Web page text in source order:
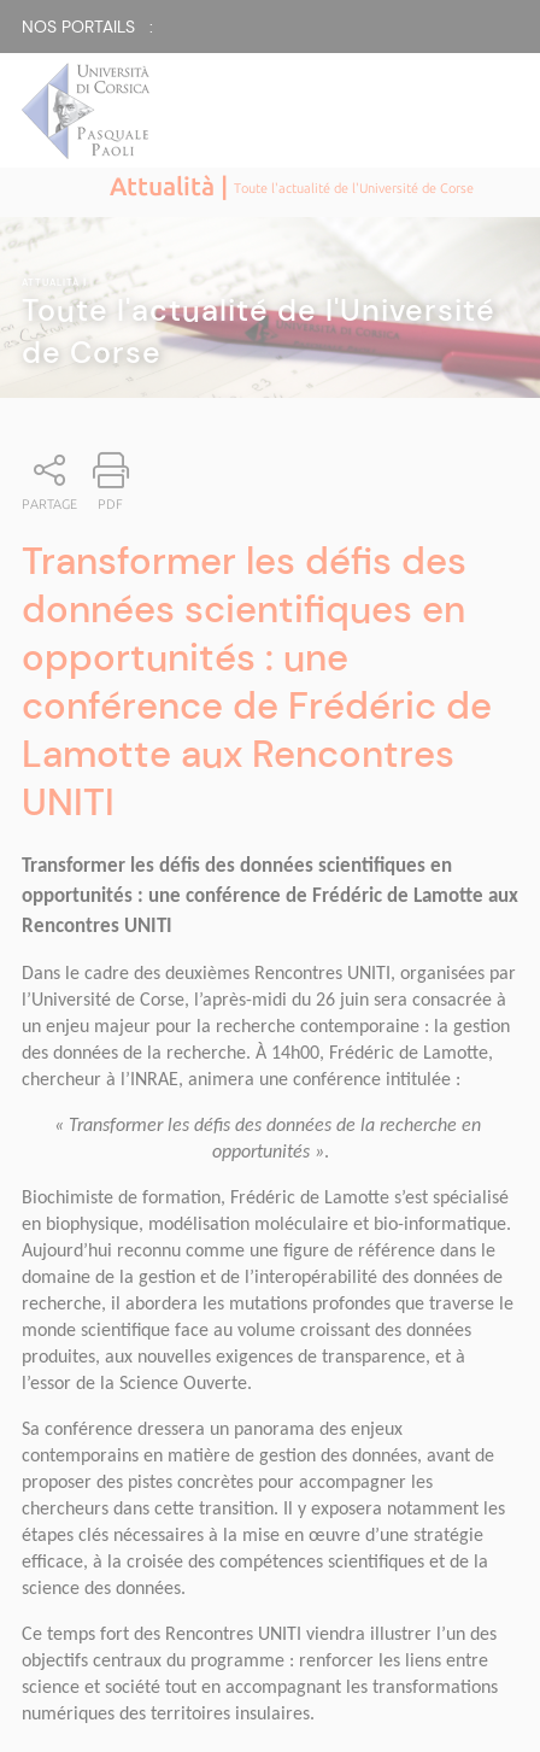
NOS PORTAILS :
Attualità |Toute l'actualité de l'Université de Corse
ATTUALITÀ|
Toute l'actualité de l'Université
de Corse
PARTAGE PDF
Transformer les défis des
données scientifiques en
opportunités : une
conférence de Frédéric de
Lamotte aux Rencontres
UNITI
Transformer les défis des données scientifiques en
opportunités : une conférence de Frédéric de Lamotte aux
Rencontres UNITI
Dans le cadre des deuxièmes Rencontres UNITI, organisées par
l’Université de Corse, l’après-midi du 26 juin sera consacrée à
un enjeu majeur pour la recherche contemporaine : la gestion
des données de la recherche. À 14h00, Frédéric de Lamotte,
chercheur à l’INRAE, animera une conférence intitulée :
« Transformer les défis des données de la recherche en
opportunités ».
Biochimiste de formation, Frédéric de Lamotte s’est spécialisé
en biophysique, modélisation moléculaire et bio-informatique.
Aujourd’hui reconnu comme une figure de référence dans le
domaine de la gestion et de l’interopérabilité des données de
recherche, il abordera les mutations profondes que traverse le
monde scientifique face au volume croissant des données
produites, aux nouvelles exigences de transparence, et à
l’essor de la Science Ouverte.
Sa conférence dressera un panorama des enjeux
contemporains en matière de gestion des données, avant de
proposer des pistes concrètes pour accompagner les
chercheurs dans cette transition. Il y exposera notamment les
étapes clés nécessaires à la mise en œuvre d’une stratégie
efficace, à la croisée des compétences scientifiques et de la
science des données.
Ce temps fort des Rencontres UNITI viendra illustrer l’un des
objectifs centraux du programme : renforcer les liens entre
science et société tout en accompagnant les transformations
numériques des territoires insulaires.